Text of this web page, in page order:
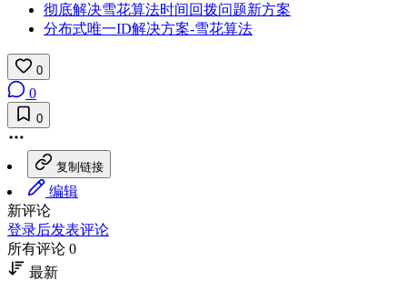
彻底解决雪花算法时间回拨问题新方案
分布式唯一ID解决方案-雪花算法
0
0
0
复制链接
编辑
新评论
登录后发表评论
所有评论 0
最新